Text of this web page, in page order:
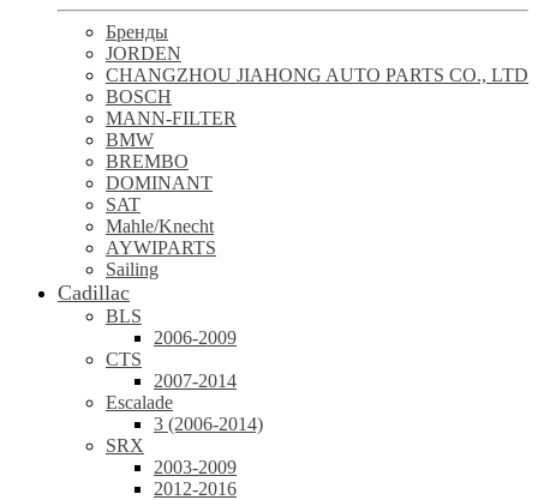
Бренды
JORDEN
CHANGZHOU JIAHONG AUTO PARTS CO., LTD
BOSCH
MANN-FILTER
BMW
BREMBO
DOMINANT
SAT
Mahle/Knecht
AYWIPARTS
Sailing
Cadillac
BLS
2006-2009
CTS
2007-2014
Escalade
3 (2006-2014)
SRX
2003-2009
2012-2016